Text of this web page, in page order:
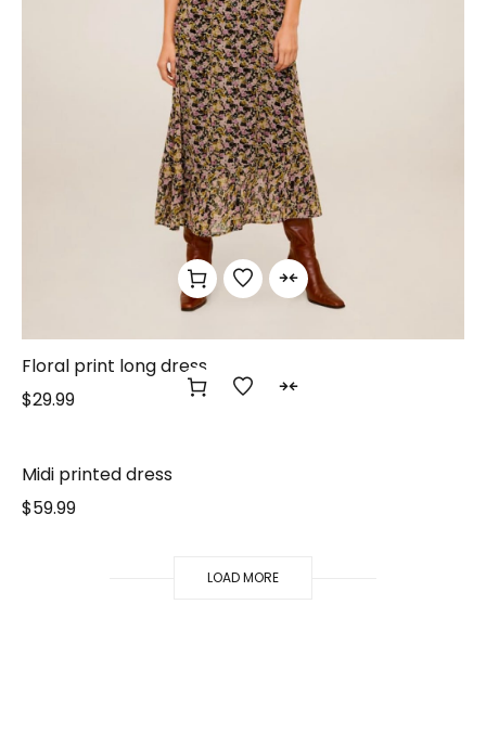
Floral print long dress
$29.99
Midi printed dress
$59.99
LOAD MORE